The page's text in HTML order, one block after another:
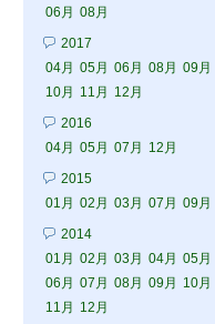
06月 08月
2017
04月 05月 06月 08月 09月
10月
11月
12月
2016
04月 05月 07月
12月
2015
01月 02月 03月 07月 09月
2014
01月 02月 03月 04月 05月
06月 07月 08月 09月
10月
11月
12月